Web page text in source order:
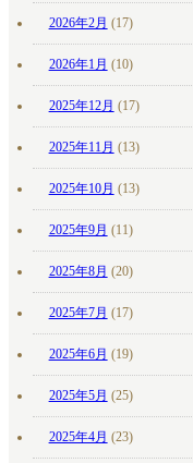
2026年2月 (17)
2026年1月 (10)
2025年12月 (17)
2025年11月 (13)
2025年10月 (13)
2025年9月 (11)
2025年8月 (20)
2025年7月 (17)
2025年6月 (19)
2025年5月 (25)
2025年4月 (23)